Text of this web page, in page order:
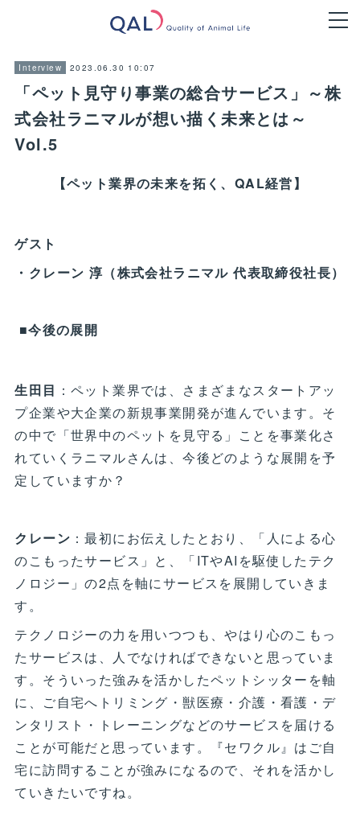
Interview 2023.06.30 10:07
「ペット見守り事業の総合サービス」～株
式会社ラニマルが想い描く未来とは～
Vol.5
【ペット業界の未来を拓く、QAL経営】
ゲスト
・クレーン 淳（株式会社ラニマル 代表取締役社長）
■今後の展開
生田目 ：ペット業界では、さまざまなスタートアッ
プ企業や大企業の新規事業開発が進んでいます。そ
の中で「世界中のペットを見守る」ことを事業化さ
れていくラニマルさんは、今後どのような展開を予
定していますか？
クレーン ：最初にお伝えしたとおり、「人による心
のこもったサービス」と、「ITやAIを駆使したテク
ノロジー」の2点を軸にサービスを展開していきま
す。
テクノロジーの力を用いつつも、やはり心のこもっ
たサービスは、人でなければできないと思っていま
す。そういった強みを活かしたペットシッターを軸
に、ご自宅へトリミング・獣医療・介護・看護・デ
ンタリスト・トレーニングなどのサービスを届ける
ことが可能だと思っています。『セワクル』はご自
宅に訪問することが強みになるので、それを活かし
ていきたいですね。